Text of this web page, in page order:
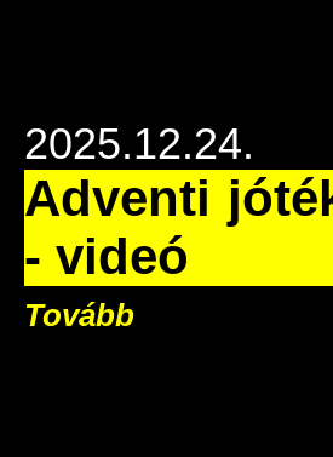
2025.12.24.
Adventi
- videó
Tovább